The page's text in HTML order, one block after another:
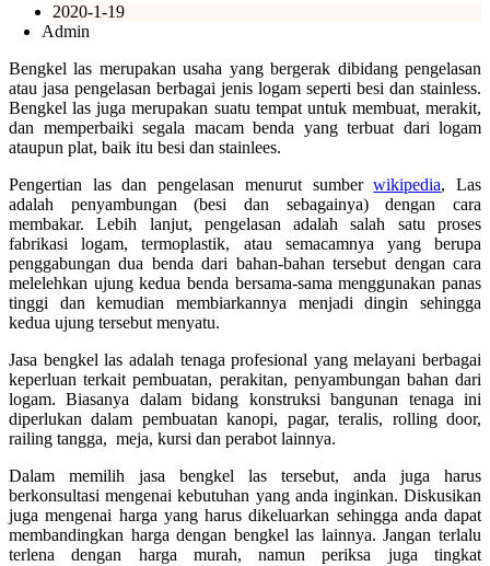
2020-1-19
Admin
Bengkel las merupakan usaha yang bergerak dibidang pengelasan
atau jasa pengelasan berbagai jenis logam seperti besi dan stainless.
Bengkel las juga merupakan suatu tempat untuk membuat, merakit,
dan memperbaiki segala macam benda yang terbuat dari logam
ataupun plat, baik itu besi dan stainlees.
Pengertian las dan pengelasan menurut sumberwikipedia, Las
adalah penyambungan (besi dan sebagainya) dengan cara
membakar. Lebih lanjut, pengelasan adalah salah satu proses
fabrikasi logam, termoplastik, atau semacamnya yang berupa
penggabungan dua benda dari bahan-bahan tersebut dengan cara
melelehkan ujung kedua benda bersama-sama menggunakan panas
tinggi dan kemudian membiarkannya menjadi dingin sehingga
kedua ujung tersebut menyatu.
Jasa bengkel las adalah tenaga profesional yang melayani berbagai
keperluan terkait pembuatan, perakitan, penyambungan bahan dari
logam. Biasanya dalam bidang konstruksi bangunan tenaga ini
diperlukan dalam pembuatan kanopi, pagar, teralis, rolling door,
railing tangga, meja, kursi dan perabot lainnya.
Dalam memilih jasa bengkel las tersebut, anda juga harus
berkonsultasi mengenai kebutuhan yang anda inginkan. Diskusikan
juga mengenai harga yang harus dikeluarkan sehingga anda dapat
membandingkan harga dengan bengkel las lainnya. Jangan terlalu
terlena dengan harga murah, namun periksa juga tingkat